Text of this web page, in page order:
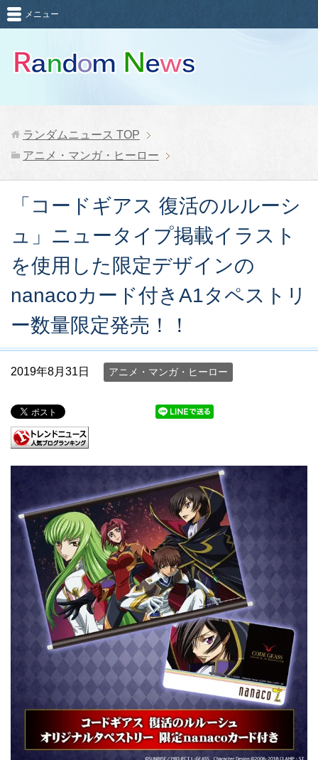
メニュー
ランダムニュース TOP
アニメ・マンガ・ヒーロー
「コードギアス 復活のルルーシ
ュ」ニュータイプ掲載イラスト
を使用した限定デザインの
nanacoカード付きA1タペストリ
ー数量限定発売！！
2019年8月31日 アニメ・マンガ・ヒーロー